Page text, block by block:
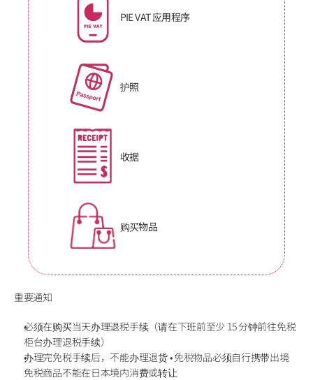
PIE VAT 应用程序
护照
收据
购买物品
重要通知
必须在购买当天办理退税手续（请在下班前至少 15 分钟前往免税
柜台办理退税手续）
办理完免税手续后，不能办理退货 • 免税物品必须自行携带出境
免税商品不能在日本境内消费或转让